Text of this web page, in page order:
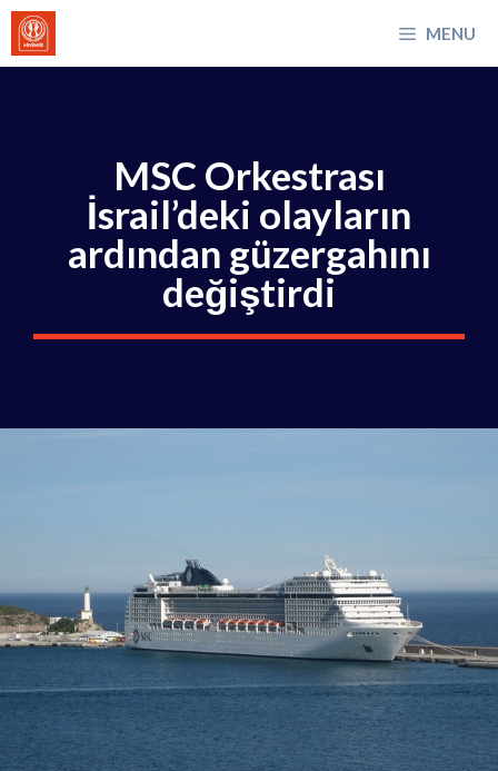
İçeriğe
atla
MENU
MSC Orkestrası
İsrail’deki olayların
ardından güzergahını
değiştirdi